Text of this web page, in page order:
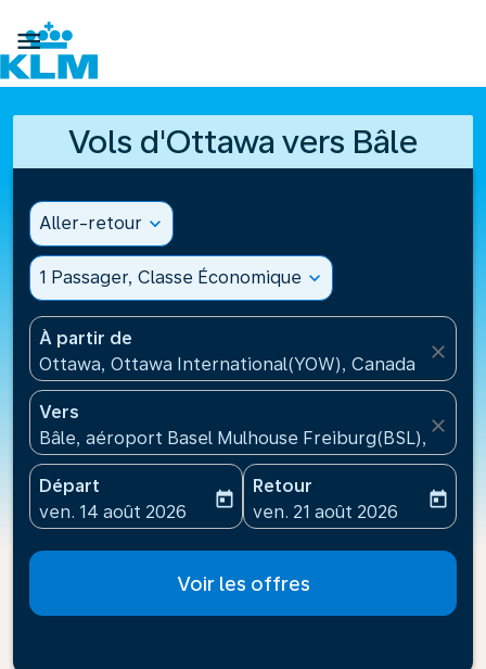

Vols d'Ottawa vers Bâle
Aller-retour expand_more
1 Passager, Classe Économique expand_more
À partir de
Ottawa, Ottawa International(YOW), Canada
close
Vers
Bâle, aéroport Basel Mulhouse Freiburg(BSL), Suisse
close
Départ
fc-booking-departure-date-aria-label
ven. 14 août 2026
today
Retour
fc-booking-return-date-
ven. 21 août 2026
today
Voir les offres